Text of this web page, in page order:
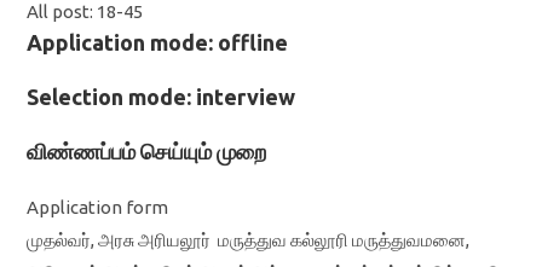
All post: 18-45
Application mode: offline
Selection mode: interview
விண்ணப்பம் செய்யும் முறை
Application form
முதல்வர், அரசு அரியலூர் மருத்துவ கல்லூரி மருத்துவமனை,